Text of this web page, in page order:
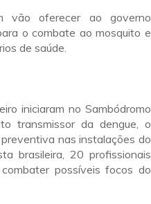
vão oferecer ao governo
o combate ao mosquito e
de saúde.
iniciaram no Sambódromo
transmissor da dengue, o
nas instalações do
brasileira, 20 profissionais
possíveis focos do